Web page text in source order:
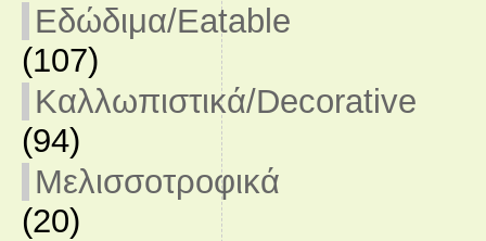
Εδώδιμα/Eatable
(107)
Καλλωπιστικά/Decorative
(94)
Μελισσοτροφικά
(20)